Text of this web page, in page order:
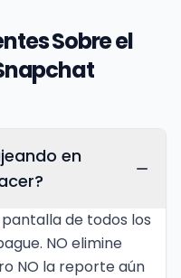
Sobre el
en
de todos los
NO elimine
NO la reporte aún